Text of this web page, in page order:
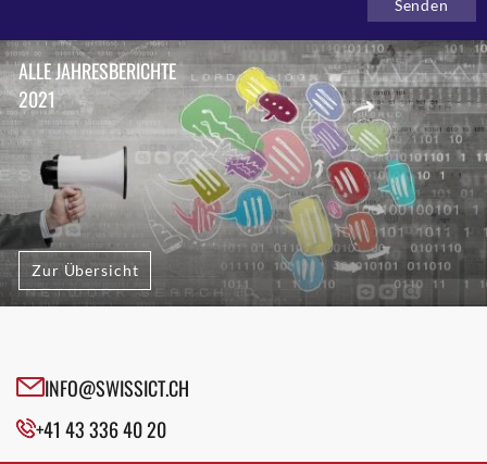
ALLE JAHRESBERICHTE
2021
Zur Übersicht
INFO@SWISSICT.CH
+41 43 336 40 20